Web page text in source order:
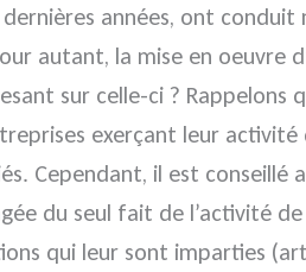
années, ont conduit
autant, la mise en oeuvre
sur celle-ci ? Rappelons
exerçant leur activité
Cependant, il est conseillé
du seul fait de l’activité de
qui leur sont imparties